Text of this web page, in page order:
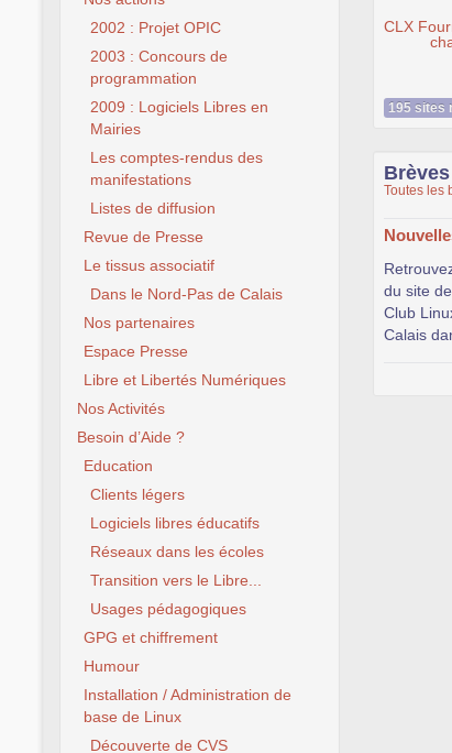
2002 : Projet OPIC
2003 : Concours de
programmation
2009 : Logiciels Libres en
Mairies
Les comptes-rendus des
manifestations
Listes de diffusion
Revue de Presse
Le tissus associatif
Dans le Nord-Pas de Calais
Nos partenaires
Espace Presse
Libre et Libertés Numériques
Nos Activités
Besoin d’Aide ?
Education
Clients légers
Logiciels libres éducatifs
Réseaux dans les écoles
Transition vers le Libre...
Usages pédagogiques
GPG et chiffrement
Humour
Installation / Administration de
base de Linux
Découverte de CVS
CLX Fourmies – Donne une
chance à ton
195 sites
Brèves
Toutes les
du site
Club
Calais